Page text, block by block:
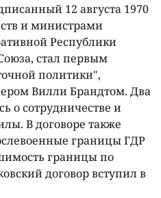
12 августа 1970
и министрами
Республики
стал первым
политики",
Вилли Брандтом. Два
о сотрудничестве и
В договоре также
границы ГДР
границы по
договор вступил в